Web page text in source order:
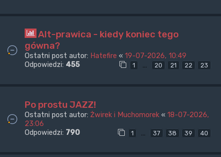
Alt-prawica - kiedy koniec tego
gówna?
Ostatni post autor: Hatefire « 19-07-2026, 10:49
Odpowiedzi: 455 1 … 20 21 22 23
Po prostu JAZZ!
Ostatni post autor: Żwirek i Muchomorek « 18-07-2026,
23:06
Odpowiedzi: 790 1 … 37 38 39 40